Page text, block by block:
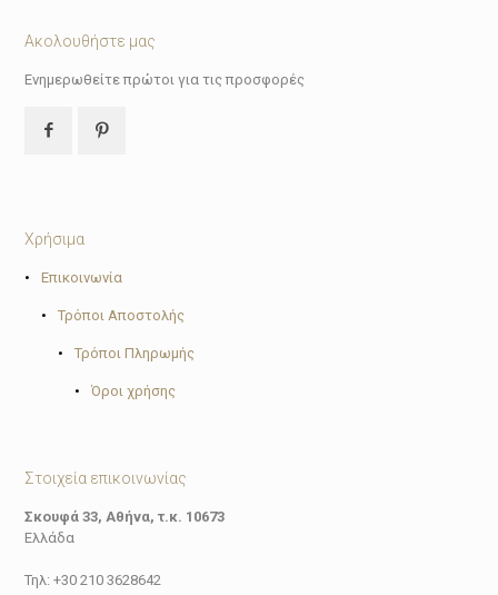
Ακολουθήστε μας
Ενημερωθείτε πρώτοι για τις προσφορές
Χρήσιμα
• Επικοινωνία
• Τρόποι Αποστολής
• Τρόποι Πληρωμής
• Όροι χρήσης
Στοιχεία επικοινωνίας
Σκουφά 33, Αθήνα, τ.κ. 10673
Ελλάδα
Τηλ: +30 210 3628642